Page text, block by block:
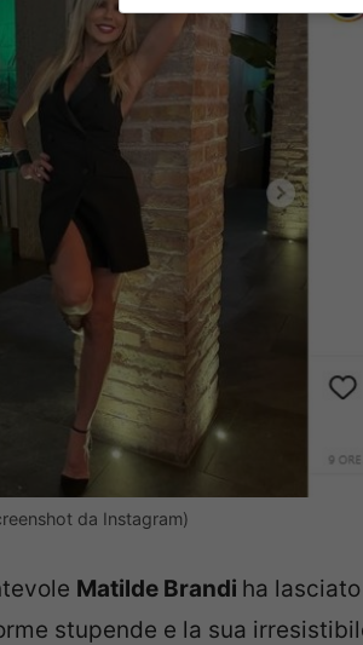
da Instagram)
Matilde Brandi ha
stupende e la sua